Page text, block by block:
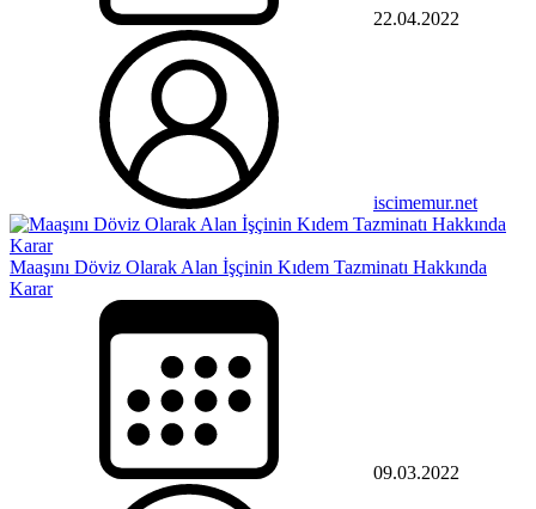
22.04.2022
iscimemur.net
Maaşını Döviz Olarak Alan İşçinin Kıdem Tazminatı Hakkında
Karar
09.03.2022